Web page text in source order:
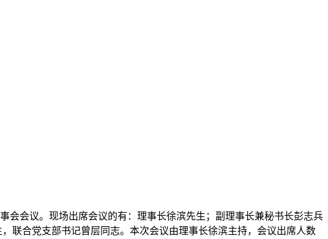
会会议。现场出席会议的有：理事长徐滨先生；副理事长兼秘书长彭志兵
联合党支部书记曾层同志。本次会议由理事长徐滨主持，会议出席人数